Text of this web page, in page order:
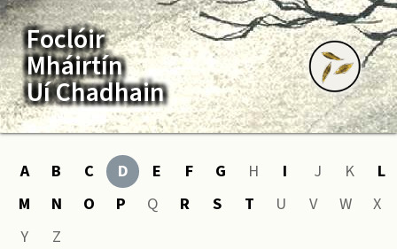
Foclóir
Mháirtín
Uí Chadhain
A B C D E F G H I J K
L
M
N O P Q R S T U V W
X
Y
Z